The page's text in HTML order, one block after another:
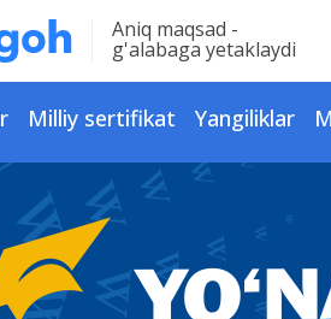
Aniq maqsad -
g'alabaga yetaklaydi
Milliy sertifikat Yangiliklar